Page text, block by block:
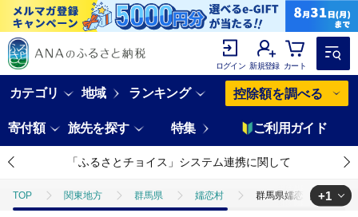
ログイン 新規登録 カート
カテゴリ 地域 ランキング 控除額を調べる
寄付額 旅先を探す 特集 ご利用ガイド
「ふるさとチョイス」システム連携に関して
TOP 関東地方 群馬県 嬬恋村 群馬県嬬恋村 ANAト
+1